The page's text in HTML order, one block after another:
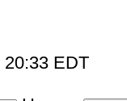
20:33 EDT